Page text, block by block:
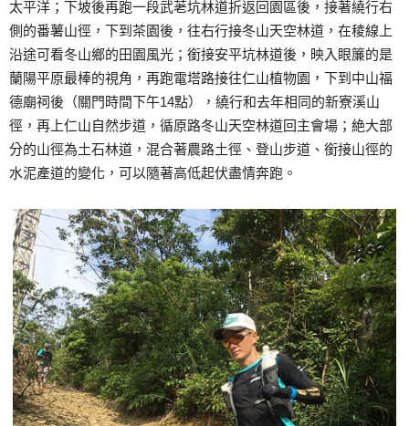
太平洋；下坡後再跑一段武荖坑林道折返回園區後，接著繞行右
側的番薯山徑，下到茶園後，往右行接冬山天空林道，在稜線上
沿途可看冬山鄉的田園風光；銜接安平坑林道後，映入眼簾的是
蘭陽平原最棒的視角，再跑電塔路接往仁山植物園，下到中山福
德廟祠後（關門時間下午14點），繞行和去年相同的新寮溪山
徑，再上仁山自然步道，循原路冬山天空林道回主會場；絶大部
分的山徑為土石林道，混合著農路土徑、登山步道、銜接山徑的
水泥產道的變化，可以隨著高低起伏盡情奔跑。